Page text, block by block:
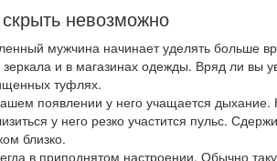
невозможно
мужчина начинает уделять больше
зеркала и в магазинах одежды. Вряд ли вы
туфлях.
появлении у него учащается дыхание.
у него резко участится пульс.
близко.
в приподнятом настроении. Обычно